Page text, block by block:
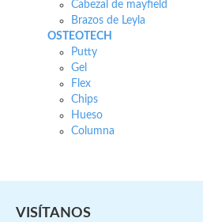
Cabezal de mayfield
Brazos de Leyla
OSTEOTECH
Putty
Gel
Flex
Chips
Hueso
Columna
VISÍTANOS